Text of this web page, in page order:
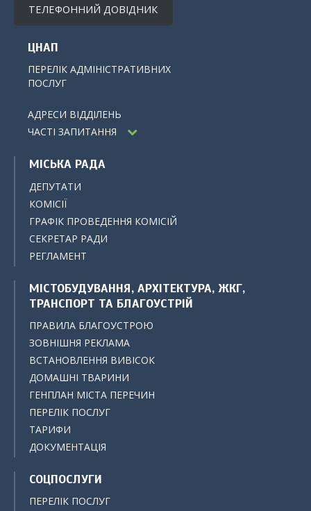
ТЕЛЕФОННИЙ ДОВІДНИК
ЦНАП
ПЕРЕЛІК АДМІНІСТРАТИВНИХ
ПОСЛУГ
АДРЕСИ ВІДДІЛЕНЬ
ЧАСТІ ЗАПИТАННЯ
МІСЬКА РАДА
ДЕПУТАТИ
КОМІСІЇ
ГРАФІК ПРОВЕДЕННЯ КОМІСІЙ
СЕКРЕТАР РАДИ
РЕГЛАМЕНТ
МІСТОБУДУВАННЯ, АРХІТЕКТУРА, ЖКГ,
ТРАНСПОРТ ТА БЛАГОУСТРІЙ
ПРАВИЛА БЛАГОУСТРОЮ
ЗОВНІШНЯ РЕКЛАМА
ВСТАНОВЛЕННЯ ВИВІСОК
ДОМАШНІ ТВАРИНИ
ГЕНПЛАН МІСТА ПЕРЕЧИН
ПЕРЕЛІК ПОСЛУГ
ТАРИФИ
ДОКУМЕНТАЦІЯ
СОЦПОСЛУГИ
ПЕРЕЛІК ПОСЛУГ